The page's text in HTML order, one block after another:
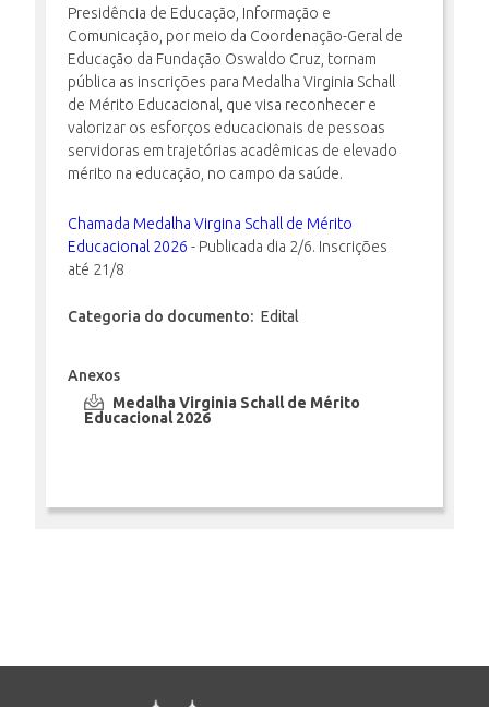
DOCUMENTOS
ALUNOS
CONTATO
Presidência de Educação, Informação e
Comunicação, por meio da Coordenação-Geral de
Educação da Fundação Oswaldo Cruz, tornam
pública as inscrições para Medalha Virginia Schall
de Mérito Educacional, que visa reconhecer e
valorizar os esforços educacionais de pessoas
servidoras em trajetórias acadêmicas de elevado
mérito na educação, no campo da saúde.
Chamada Medalha Virgina Schall de Mérito
Educacional 2026 - Publicada dia 2/6. Inscrições
até 21/8
Categoria do documento: Edital
Anexos
Medalha Virginia Schall de Mérito
Educacional 2026